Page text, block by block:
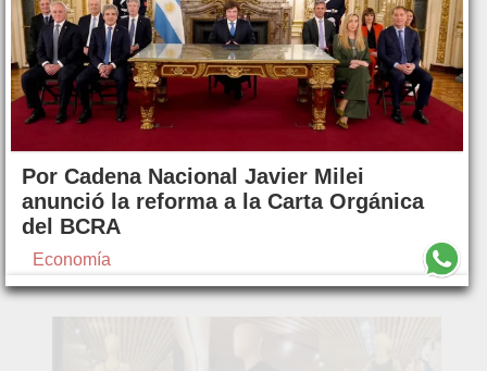
Por Cadena Nacional Javier Milei
anunció la reforma a la Carta Orgánica
del BCRA
Economía